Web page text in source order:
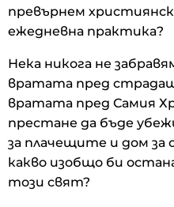
превърнем
ежедневна практика?
Нека никога не
вратата пред
вратата пред Самия
престане да бъде
за плачещите и дом
какво изобщо би
този свят?